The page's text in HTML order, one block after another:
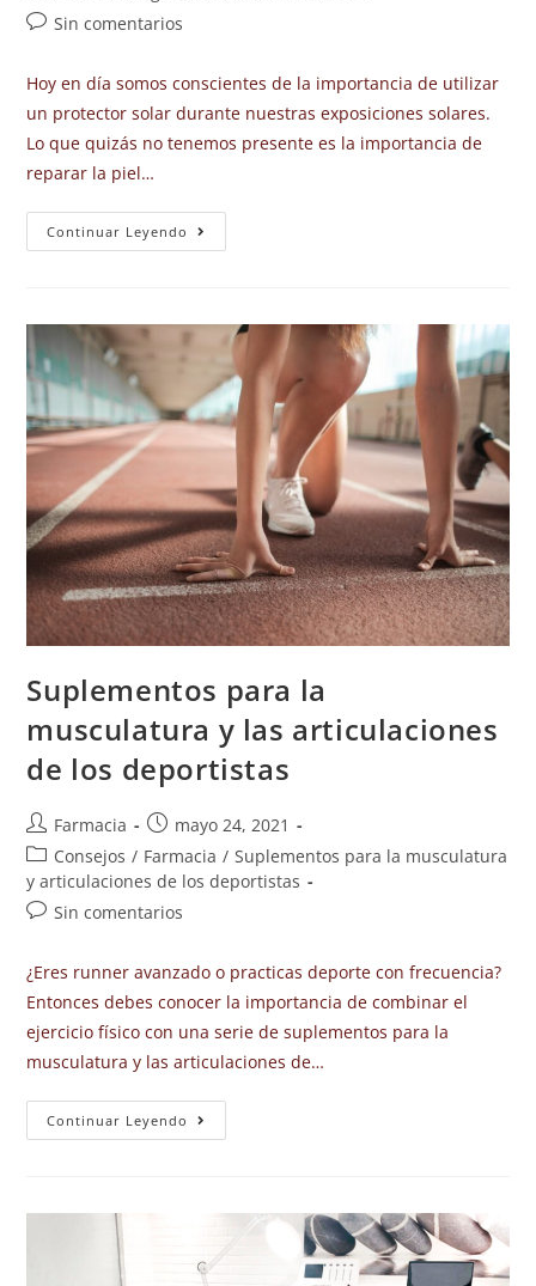
Sin comentarios
Hoy en día somos conscientes de la importancia de utilizar
un protector solar durante nuestras exposiciones solares.
Lo que quizás no tenemos presente es la importancia de
reparar la piel…
Continuar Leyendo
Suplementos para la
musculatura y las articulaciones
de los deportistas
Farmacia
mayo 24, 2021
Consejos / Farmacia / Suplementos para la musculatura
y articulaciones de los deportistas
Sin comentarios
¿Eres runner avanzado o practicas deporte con frecuencia?
Entonces debes conocer la importancia de combinar el
ejercicio físico con una serie de suplementos para la
musculatura y las articulaciones de…
Continuar Leyendo